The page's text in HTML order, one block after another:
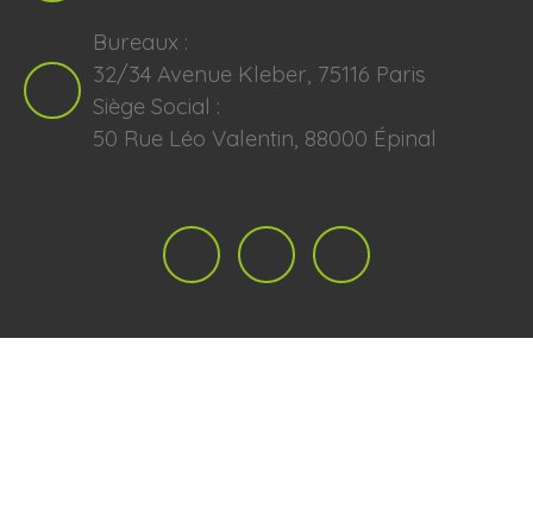
Bureaux :
32/34 Avenue Kleber, 75116 Paris
Siège Social :
50 Rue Léo Valentin, 88000 Épinal